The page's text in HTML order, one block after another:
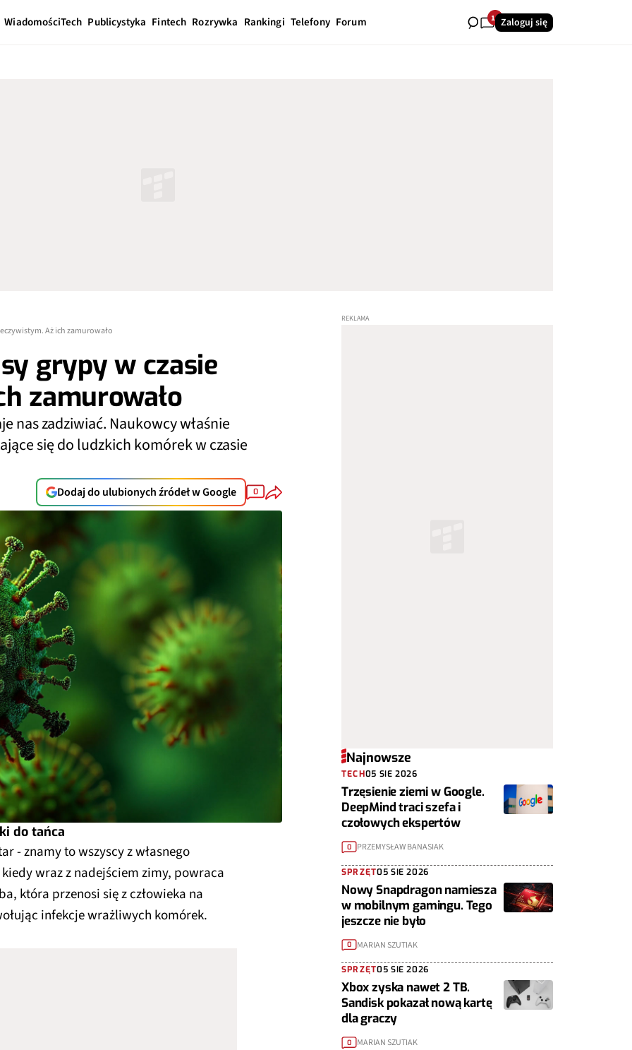
WiadomościTech Publicystyka Fintech Rozrywka Rankingi Telefony Forum 11Zaloguj się
Aż ich zamurowało
grypy w czasie
zamurowało
nas zadziwiać. Naukowcy właśnie
się do ludzkich komórek w czasie
Dodaj do ulubionych źródeł w Google 0
do tańca
- znamy to wszyscy z własnego
wraz z nadejściem zimy, powraca
która przenosi się z człowieka na
infekcje wrażliwych komórek.
Najnowsze
TECH05 SIE 2026
Trzęsienie ziemi w Google.
DeepMind traci szefa i
czołowych ekspertów
0 PRZEMYSŁAW BANASIAK
SPRZĘT05 SIE 2026
Nowy Snapdragon namiesza
w mobilnym gamingu. Tego
jeszcze nie było
0 MARIAN SZUTIAK
SPRZĘT05 SIE 2026
Xbox zyska nawet 2 TB.
Sandisk pokazał nową kartę
dla graczy
0 MARIAN SZUTIAK